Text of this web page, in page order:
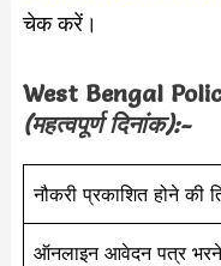
चेक करें।
West Bengal
(महत्वपूर्ण दिनांक):-
नौकरी प्रकाशित होने की
ऑनलाइन आवेदन पत्र